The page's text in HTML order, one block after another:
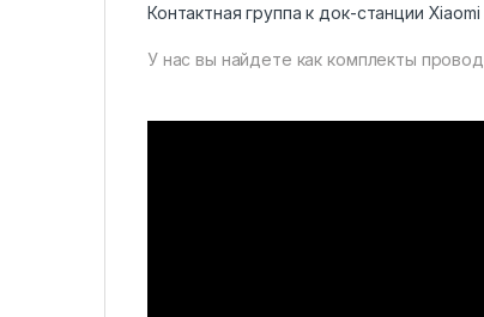
Контактная группа к док-станции
У нас вы найдете как комплекты